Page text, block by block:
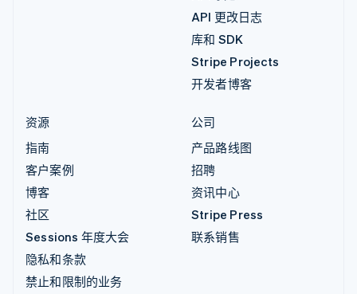
API 更改日志
库和 SDK
Stripe Projects
开发者博客
资源
指南
客户案例
博客
社区
Sessions 年度大会
隐私和条款
禁止和限制的业务
公司
产品路线图
招聘
资讯中心
Stripe Press
联系销售